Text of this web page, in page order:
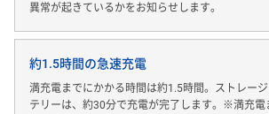
異常が起きているかをお知らせします。
約1.5時間の急速充電
満充電までにかかる時間は約1.5時間。ストレー
テリーは、約30分で充電が完了します。※満充電